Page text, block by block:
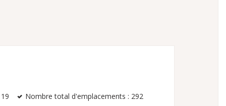
Nombre total d'emplacements : 292